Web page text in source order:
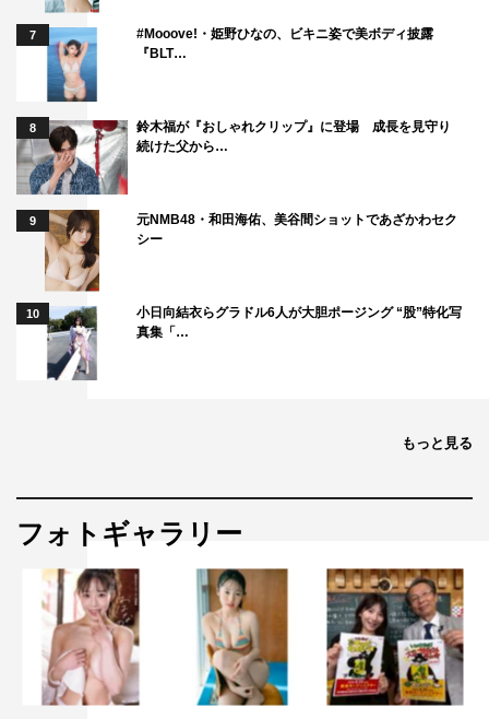
7
#Mooove!・姫野ひなの、ビキニ姿で美ボディ披露
『BLT…
8
鈴木福が『おしゃれクリップ』に登場 成長を見守り
続けた父から…
9
元NMB48・和田海佑、美谷間ショットであざかわセク
シー
10
小日向結衣らグラドル6人が大胆ポージング “股”特化写
真集「…
もっと見る
フォトギャラリー